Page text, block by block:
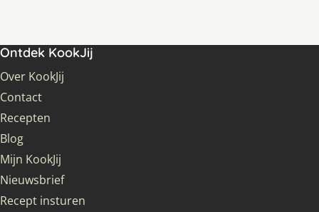
Ontdek KookJij
Over KookJij
Contact
Recepten
Blog
Mijn KookJij
Nieuwsbrief
Recept insturen